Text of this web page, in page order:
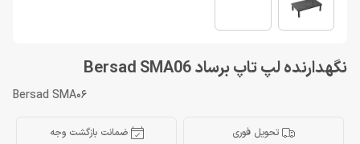
نگهدارنده لپ تاپ برساد Bersad SMA06
Bersad SMA06
تحویل فوری ضمانت بازگشت وجه